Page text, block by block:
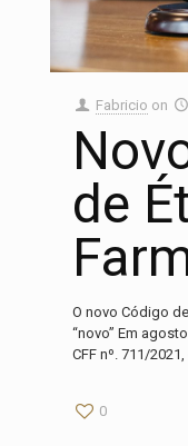
Fabricio on
de
O novo Código
“novo” Em
CFF nº. 711/
0